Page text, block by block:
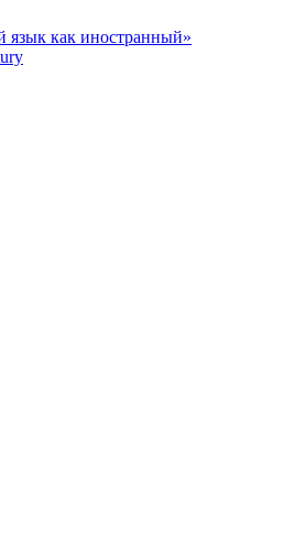
язык как иностранный»